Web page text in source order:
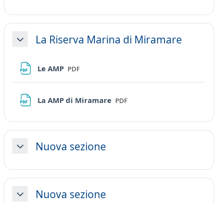
MinimizzaLa Riserva Marina di Miramare
Le AMP File
PDF
La AMP di Miramare File
PDF
MinimizzaNuova sezione
MinimizzaNuova sezione